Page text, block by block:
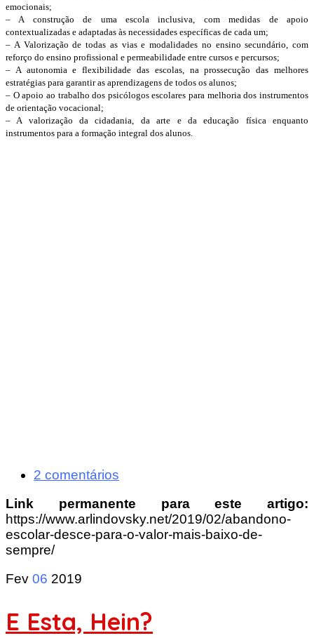
emocionais;
– A construção de uma escola inclusiva, com medidas de apoio
contextualizadas e adaptadas às necessidades específicas de cada um;
– A Valorização de todas as vias e modalidades no ensino secundário, com
reforço do ensino profissional e permeabilidade entre cursos e percursos;
– A autonomia e flexibilidade das escolas, na prossecução das melhores
estratégias para garantir as aprendizagens de todos os alunos;
– O apoio ao trabalho dos psicólogos escolares para melhoria dos instrumentos
de orientação vocacional;
– A valorização da cidadania, da arte e da educação física enquanto
instrumentos para a formação integral dos alunos.
2 comentários
Link permanente para este artigo:
https://www.arlindovsky.net/2019/02/abandono-
escolar-desce-para-o-valor-mais-baixo-de-
sempre/
Fev 06 2019
E Esta, Hein?